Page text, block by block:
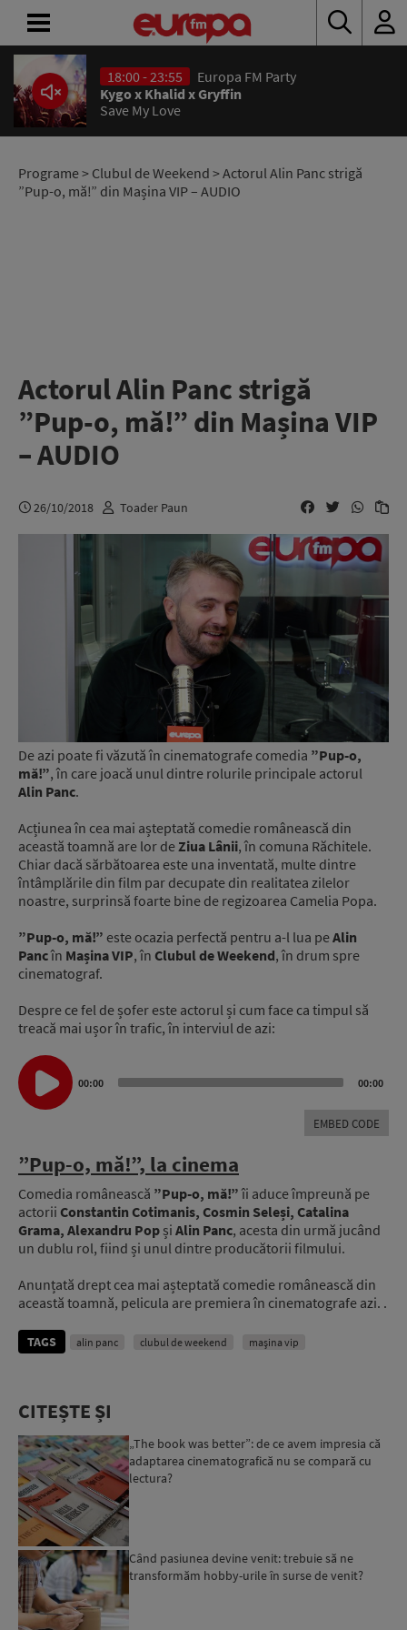
18:00 - 23:55
Europa FM Party
Kygo x Khalid x Gryffin
Save My Love
Programe> Clubul de Weekend > Actorul Alin Panc strigă
”Pup-o, mă!” din Mașina VIP – AUDIO
Actorul Alin Panc strigă
”Pup-o, mă!” din Mașina VIP
– AUDIO
26/10/2018 Toader Paun
De azi poate fi văzută în cinematografe comedia ”Pup-o,
mă!”, în care joacă unul dintre rolurile principale actorul
Alin Panc.
Acțiunea în cea mai așteptată comedie românească din
această toamnă are lor deZiua Lânii, în comuna Răchitele.
Chiar dacă sărbătoarea este una inventată, multe dintre
întâmplările din film par decupate din realitatea zilelor
noastre, surprinsă foarte bine de regizoarea Camelia Popa.
”Pup-o, mă!” este ocazia perfectă pentru a-l lua peAlin
Pancîn Mașina VIP, în Clubul de Weekend, în drum spre
cinematograf.
Despre ce fel de șofer este actorul și cum face ca timpul să
treacă mai ușor în trafic, în interviul de azi:
Audio
Player
00:00 00:00
EMBED CODE
”Pup-o, mă!”, la cinema
Comedia românească ”Pup-o, mă!”îi aduce împreună pe
actorii Constantin Cotimanis, Cosmin Seleși, Catalina
Grama, Alexandru Pop și Alin Panc, acesta din urmă jucând
un dublu rol, fiind și unul dintre producătorii filmului.
Anunțată drept cea mai așteptată comedie românească din
această toamnă, pelicula are premiera în cinematografe azi. .
TAGS alin panc clubul de weekend mașina vip
CITEȘTE ȘI
„The book was better”: de ce avem impresia că
adaptarea cinematografică nu se compară cu
lectura?
Când pasiunea devine venit: trebuie să ne
transformăm hobby-urile în surse de venit?
ACASĂ
ȘTIRI
RADIO